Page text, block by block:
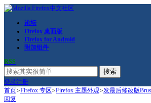
论坛
Firefox 桌面版
Firefox for Android
附加组件
RSS
搜索
登录注册
首页>Firefox 专区>Firefox 主题外观>发最后修改版
回复